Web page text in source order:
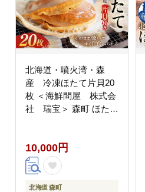
北海道・噴火湾・森
産 冷凍ほたて片貝20
枚 ＜海鮮問屋 株式会
社 瑞宝＞ 森町 ほたて
道 mr1-0915
10,000円
北海道 森町